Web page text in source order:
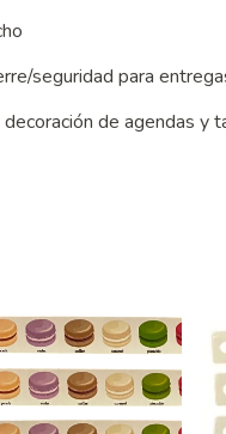
seguridad para
de agendas y